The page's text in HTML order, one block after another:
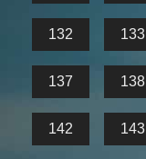
132 133
137 138
142 143